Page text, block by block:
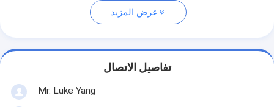
عرض المزيد
تفاصيل الاتصال
Mr. Luke Yang